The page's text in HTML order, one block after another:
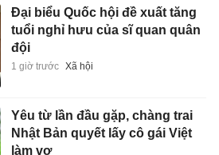
Đại biểu Quốc hội đề xuất tăng
tuổi nghỉ hưu của sĩ quan quân
đội
1 giờ trước Xã hội
Yêu từ lần đầu gặp, chàng trai
Nhật Bản quyết lấy cô gái Việt
làm vợ